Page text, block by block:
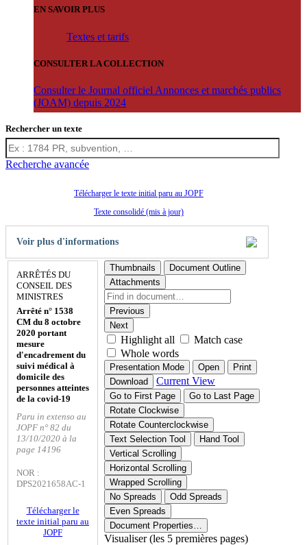
EN SAVOIR PLUS
Textes et tarifs
CONSULTER LA COLLECTION
Consulter le Journal officiel Annonces et marchés publics
(JOAM) depuis 2024
Rechercher un texte
Recherche avancée
Télécharger le texte initial paru au JOPF
Texte consolidé (mis à jour)
Voir plus d'informations
ARRÊTÉS DU
CONSEIL DES
MINISTRES
Arrêté n° 1538
CM du 8 octobre
2020 portant
mesure
d'encadrement du
suivi médical à
domicile des
personnes atteintes
de la covid-19
Paru in extenso au
JOPF n° 82 du
13/10/2020 à la
page 14196
NOR :
DPS2021658AC-1
Télécharger le
texte initial paru au
JOPF
Thumbnails
Document Outline
Attachments
Previous
Next
Highlight all
Match case
Whole words
Presentation Mode Open
Print
Download
Current View
Go to First Page
Go to Last Page
Rotate Clockwise
Rotate Counterclockwise
Text Selection Tool
Hand Tool
Vertical Scrolling
Horizontal Scrolling
Wrapped Scrolling
No Spreads
Odd Spreads
Even Spreads
Document Properties…
Visualiser (les 5 premières pages)